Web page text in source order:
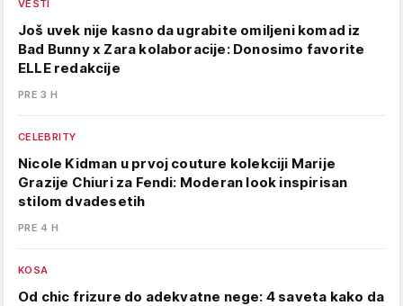
VESTI
Još uvek nije kasno da ugrabite omiljeni komad iz
Bad Bunny x Zara kolaboracije: Donosimo favorite
ELLE redakcije
PRE 3 H
CELEBRITY
Nicole Kidman u prvoj couture kolekciji Marije
Grazije Chiuri za Fendi: Moderan look inspirisan
stilom dvadesetih
PRE 4 H
KOSA
Od chic frizure do adekvatne nege: 4 saveta kako da